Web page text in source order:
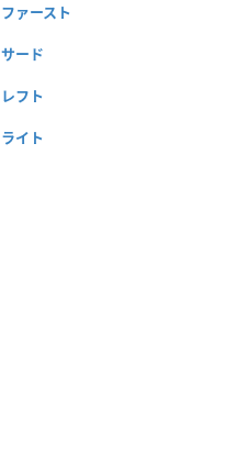
ファースト
サード
レフト
ライト